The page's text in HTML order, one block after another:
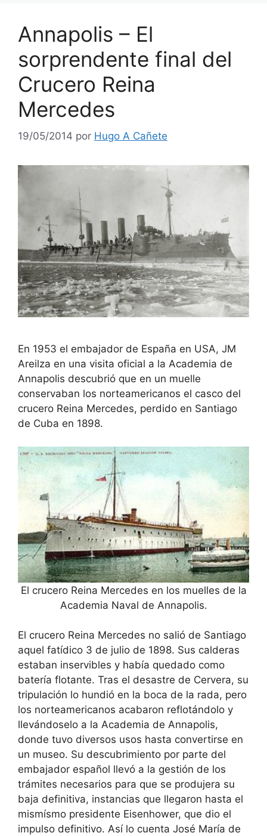
Annapolis – El
sorprendente final del
Crucero Reina
Mercedes
19/05/2014 por Hugo A Cañete
En 1953 el embajador de España en USA, JM
Areilza en una visita oficial a la Academia de
Annapolis descubrió que en un muelle
conservaban los norteamericanos el casco del
crucero Reina Mercedes, perdido en Santiago
de Cuba en 1898.
El crucero Reina Mercedes en los muelles de la
Academia Naval de Annapolis.
El crucero Reina Mercedes no salió de Santiago
aquel fatídico 3 de julio de 1898. Sus calderas
estaban inservibles y había quedado como
batería flotante. Tras el desastre de Cervera, su
tripulación lo hundió en la boca de la rada, pero
los norteamericanos acabaron reflotándolo y
llevándoselo a la Academia de Annapolis,
donde tuvo diversos usos hasta convertirse en
un museo. Su descubrimiento por parte del
embajador español llevó a la gestión de los
trámites necesarios para que se produjera su
baja definitiva, instancias que llegaron hasta el
mismísmo presidente Eisenhower, que dio el
impulso definitivo. Así lo cuenta José María de